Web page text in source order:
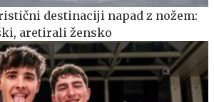
destinaciji napad z nožem:
aretirali žensko